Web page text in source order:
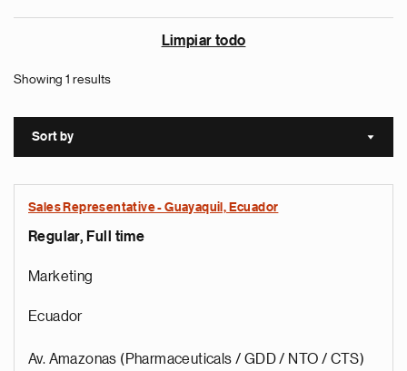
Limpiar todo
Showing 1 results
Sort by Sort
Sales Representative - Guayaquil, Ecuador
Regular, Full time
Marketing
Ecuador
Av. Amazonas (Pharmaceuticals / GDD / NTO / CTS)